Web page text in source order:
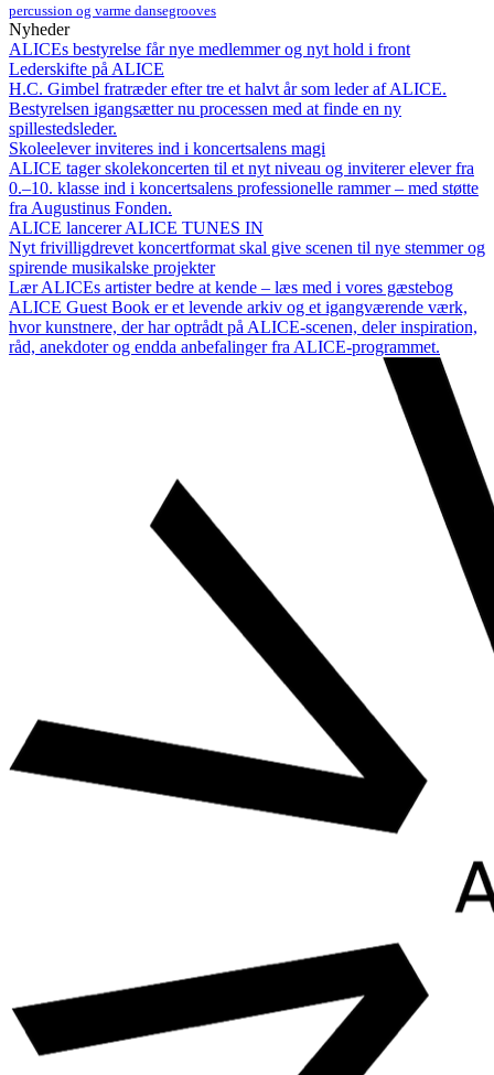
percussion og varme dansegrooves
Nyheder
ALICEs bestyrelse får nye medlemmer og nyt hold i front
Lederskifte på ALICE
H.C. Gimbel fratræder efter tre et halvt år som leder af ALICE.
Bestyrelsen igangsætter nu processen med at finde en ny
spillestedsleder.
Skoleelever inviteres ind i koncertsalens magi
ALICE tager skolekoncerten til et nyt niveau og inviterer elever fra
0.–10. klasse ind i koncertsalens professionelle rammer – med støtte
fra Augustinus Fonden.
ALICE lancerer ALICE TUNES IN
Nyt frivilligdrevet koncertformat skal give scenen til nye stemmer og
spirende musikalske projekter
Lær ALICEs artister bedre at kende – læs med i vores gæstebog
ALICE Guest Book er et levende arkiv og et igangværende værk,
hvor kunstnere, der har optrådt på ALICE-scenen, deler inspiration,
råd, anekdoter og endda anbefalinger fra ALICE-programmet.